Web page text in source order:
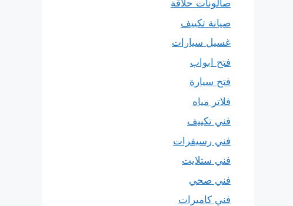
صالونات حلاقة
صيانة تكييف
غسيل سيارات
فتح ابواب
فتح سيارة
فلاتر مياه
فني تكييف
فني رسيفرات
فني ستلايت
فني صحي
فني كاميرات